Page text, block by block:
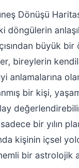
Dönüşü
döngülerin
büyük bir
bireylerin
anlamalarına
bir kişi,
bir yılın
kişinin içsel
bir astrolojik